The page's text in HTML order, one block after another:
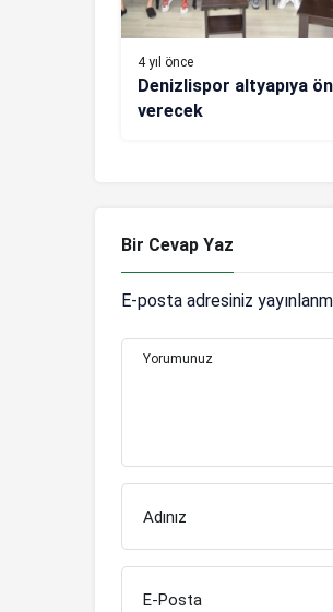
4 yıl önce
Denizlispor altyapıya
verecek
Bir Cevap Yaz
E-posta adresiniz
Yorumunuz
Adınız
E-Posta